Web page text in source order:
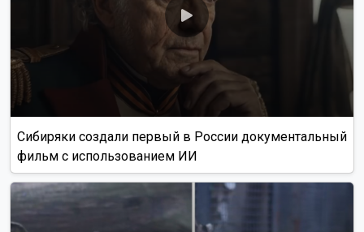
Сибиряки создали первый в России документальный
фильм с использованием ИИ